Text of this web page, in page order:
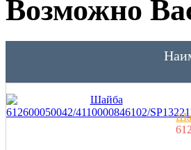
Возможно